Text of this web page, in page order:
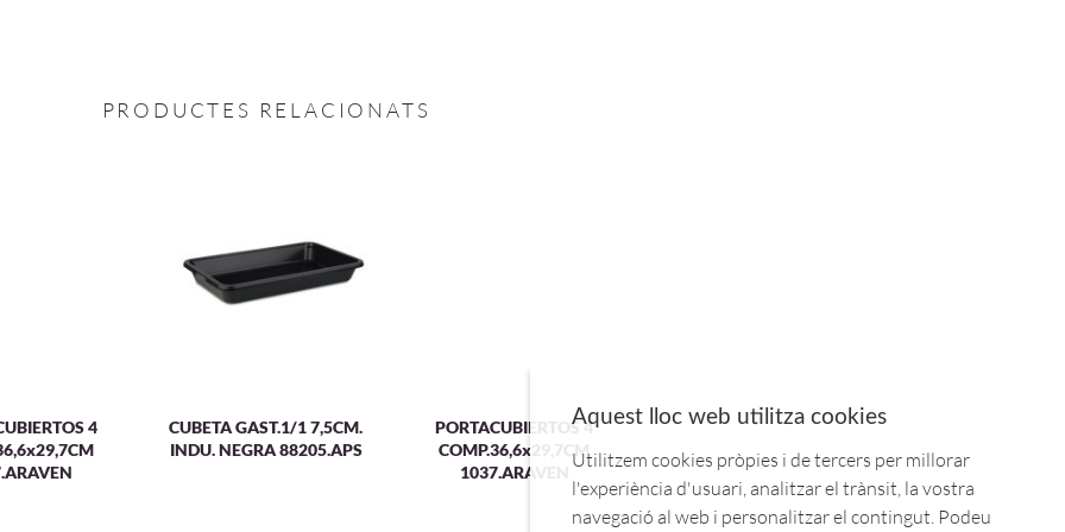
PRODUCTES RELACIONATS
4
CUBETA GAST.1/1 7,5CM.
INDU. NEGRA 88205.APS
PORTACUBIERTOS 4
COMP.36,6x29,7CM
1037.ARAVEN
Aquest lloc web utilitza cookies
Utilitzem cookies pròpies i de tercers per millorar
l'experiència d'usuari, analitzar el trànsit, la vostra
navegació al web i personalitzar el contingut. Podeu